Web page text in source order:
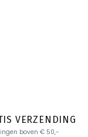
VERZENDING
boven € 50,-